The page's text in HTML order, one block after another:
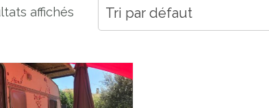
affichés Tri par défaut